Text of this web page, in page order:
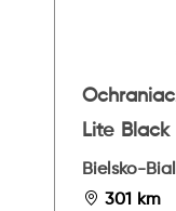
Lite Black
Bielsko-
301 km